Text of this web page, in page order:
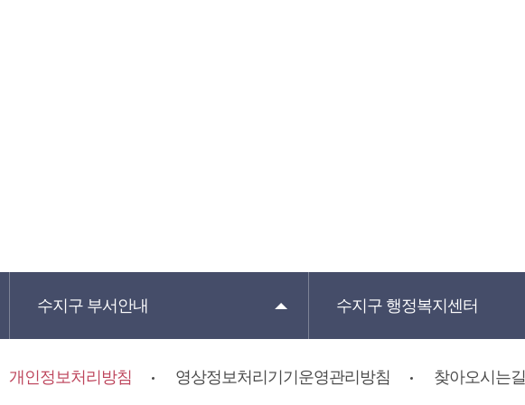
수지구 부서안내 수지구 행정복지센터
개인정보처리방침 영상정보처리기기운영관리방침 찾아오시는길